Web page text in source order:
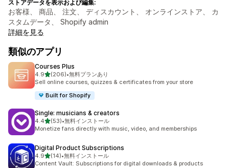
ストアデータを表示および編集:
お客様、 商品、 注文、 ディスカウント、 オンラインストア、 カ
スタムデータ、 Shopify admin
詳細を見る
類似のアプリ
Courses Plus
4.95つ星中
(206)
合計レビュー数：206件
•無料プランあり
Sell online courses, quizzes & certificates from your store
Built for Shopify
Single: musicians & creators
4.45つ星中
(53)
合計レビュー数：53件
•無料インストール
Monetize fans directly with music, video, and memberships
Digital Product Subscriptions
4.95つ星中
(14)
合計レビュー数：14件
•無料インストール
Content Vault: Subscriptions for digital downloads & products